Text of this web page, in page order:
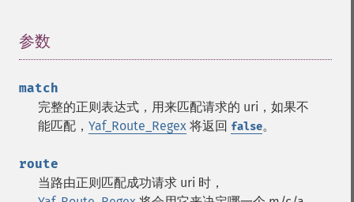
参数
match
完整的正则表达式，用来匹配请求的 uri，如果不
能匹配， Yaf_Route_Regex 将返回 false。
route
当路由正则匹配成功请求 uri 时，